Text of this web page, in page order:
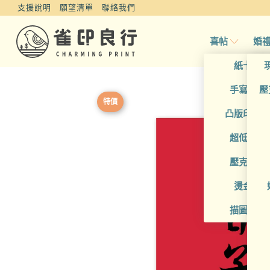
支援說明 願望清單 聯絡我們
喜帖
紙卡喜帖
手寫風喜
凸版印刷
超低價喜
壓克力喜
燙金喜帖
描圖紙喜
婚
特價